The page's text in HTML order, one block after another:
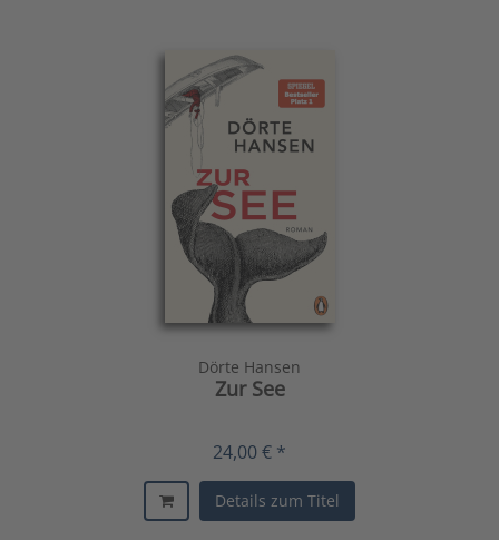
Dörte Hansen
Zur See
24,00 € *
Details zum Titel